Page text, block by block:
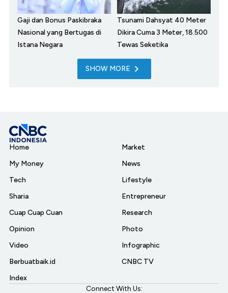
Gaji dan Bonus Paskibraka
Nasional yang Bertugas di
Istana Negara
Tsunami Dahsyat 40 Meter
Dikira Cuma 3 Meter, 18.500
Tewas Seketika
SHOW MORE
Home
My Money
Tech
Sharia
Cuap Cuap Cuan
Opinion
Video
Berbuatbaik.id
Index
Market
News
Lifestyle
Entrepreneur
Research
Photo
Infographic
CNBC TV
Connect With Us: